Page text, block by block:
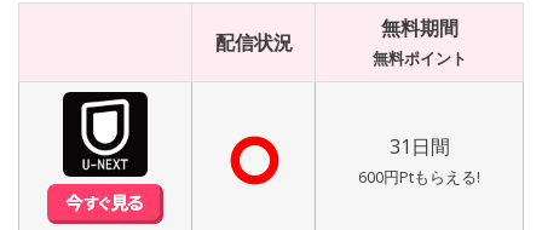
配信状況
無料期間
無料ポイント
⭘ 31日間
600円Ptもらえる!